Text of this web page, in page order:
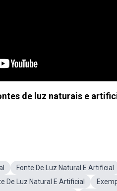
de luz naturais e
Fonte De Luz Natural E Artificial
De Luz Natural E Artificial